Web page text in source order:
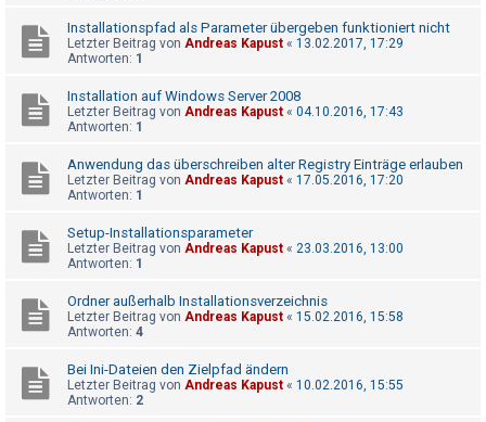
h
e
e
n
A
k
v
e
Installationspfad als Parameter übergeben funktioniert nicht
Letzter Beitrag von Andreas Kapust « 13.02.2017, 17:29
Antworten: 1
Installation auf Windows Server 2008
Letzter Beitrag von Andreas Kapust « 04.10.2016, 17:43
Antworten: 1
Anwendung das überschreiben alter Registry Einträge erlauben
Letzter Beitrag von Andreas Kapust « 17.05.2016, 17:20
Antworten: 1
Setup-Installationsparameter
Letzter Beitrag von Andreas Kapust « 23.03.2016, 13:00
Antworten: 1
Ordner außerhalb Installationsverzeichnis
Letzter Beitrag von Andreas Kapust « 15.02.2016, 15:58
Antworten: 4
Bei Ini-Dateien den Zielpfad ändern
Letzter Beitrag von Andreas Kapust « 10.02.2016, 15:55
Antworten: 2